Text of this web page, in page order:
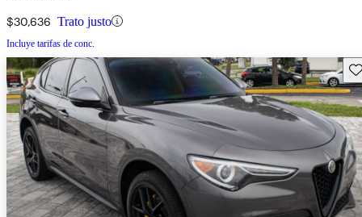
$30,636 Trato justo
Incluye tarifas de conc.